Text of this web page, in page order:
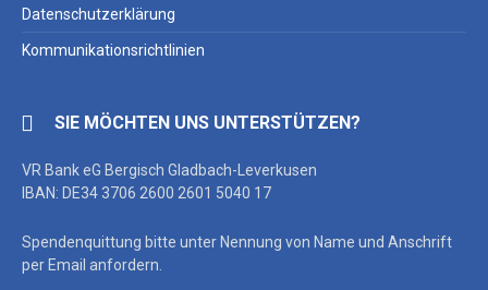
Datenschutzerklärung
Kommunikationsrichtlinien
SIE MÖCHTEN UNS UNTERSTÜTZEN?
VR Bank eG Bergisch Gladbach-Leverkusen
IBAN: DE34 3706 2600 2601 5040 17
Spendenquittung bitte unter Nennung von Name und Anschrift
per Email anfordern.